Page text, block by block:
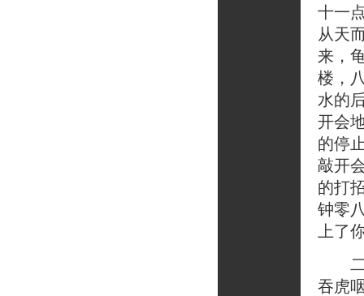
十一
从天
来，
楼，
水的
开会
的停
敲开
的打
钟零
上了
二
吞虎